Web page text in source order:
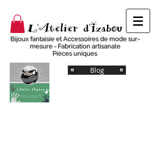
L'Atelier d'Izabou
Bijoux fantaisie et Accessoires de mode sur-
mesure - Fabrication artisanale
Pièces uniques
Blog